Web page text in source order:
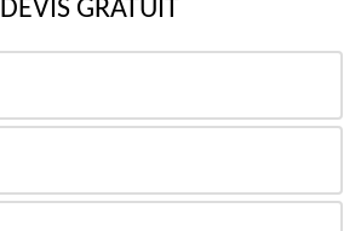
DEVIS GRATUIT